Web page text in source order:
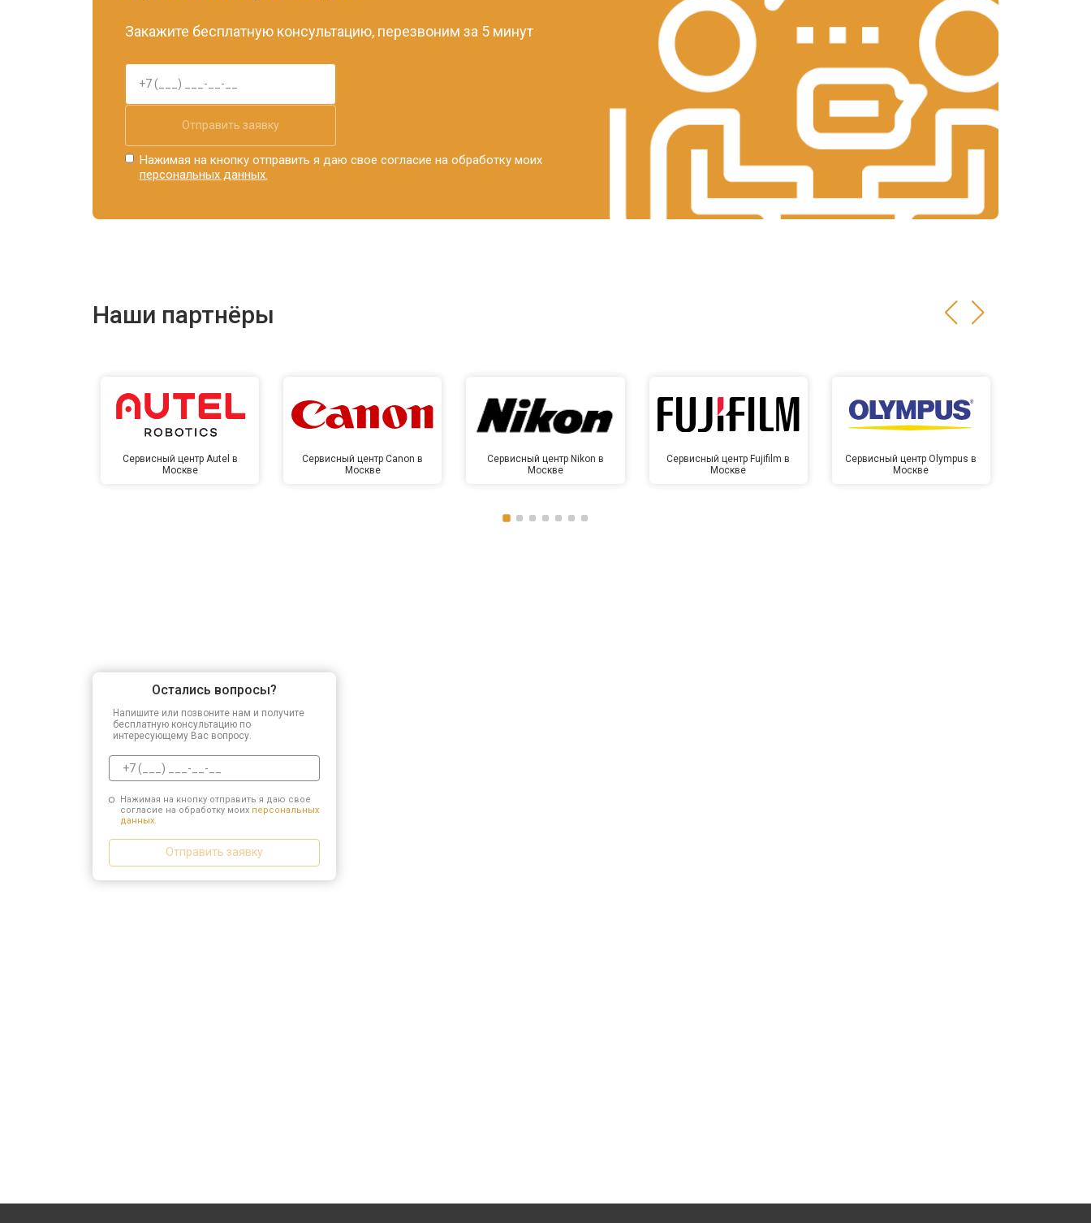
Закажите бесплатную консультацию, перезвоним за 5 минут
Отправить заявку
Нажимая на кнопку отправить я даю свое согласие на обработку моих
персональных данных.
Наши партнёры
Сервисный центр Autel в
Москве
Сервисный центр Canon в
Москве
Сервисный центр Nikon в
Москве
Сервисный центр Fujifilm в
Москве
Сервисный центр Olympus в
Москве
Остались вопросы?
Напишите или позвоните нам и получите
бесплатную консультацию по
интересующему Вас вопросу.
Нажимая на кнопку отправить я даю свое
согласие на обработку моих персональных
данных.
Отправить заявку